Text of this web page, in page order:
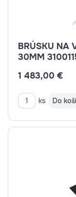
BRÚSKU NA
30MM
1 483,00 €
ks Do